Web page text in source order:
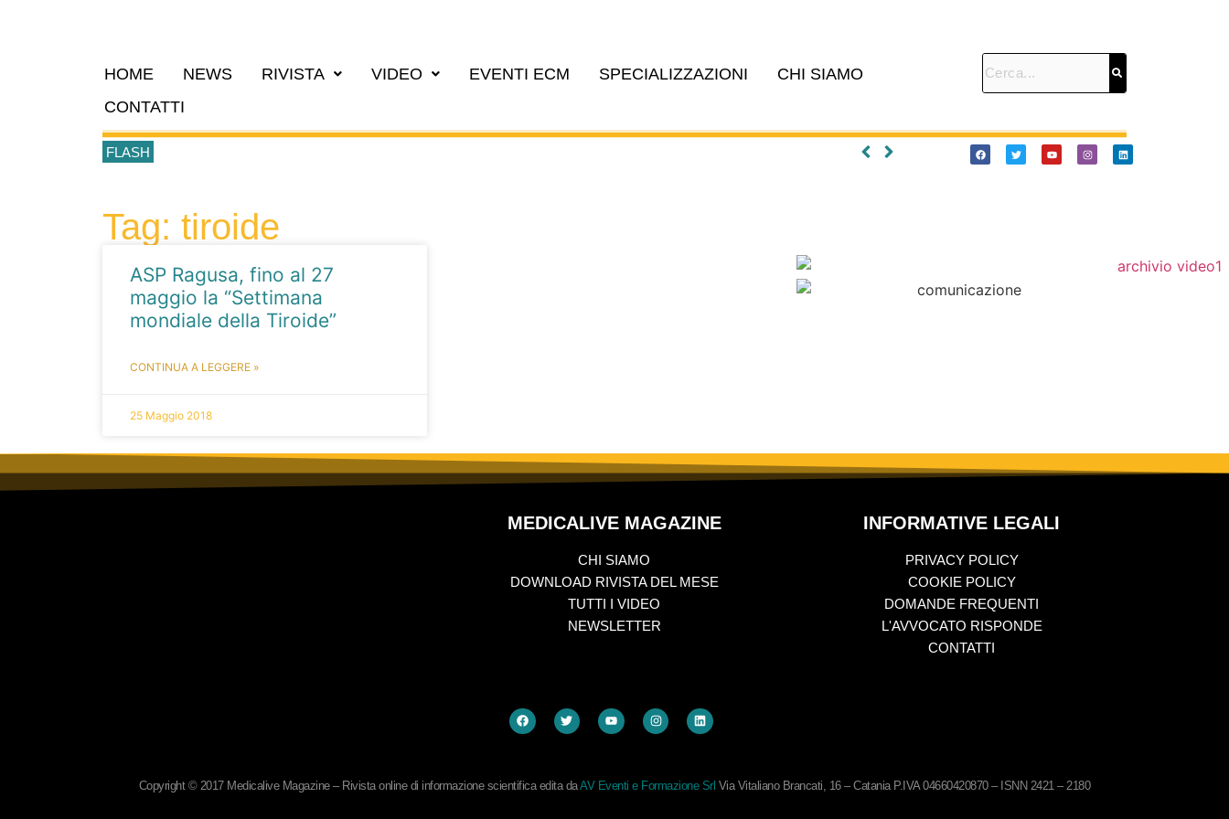
HOME NEWS RIVISTA VIDEO EVENTI ECM SPECIALIZZAZIONI
CHI SIAMO
CONTATTI
FLASH
Tag: tiroide
ASP Ragusa, fino al 27
maggio la “Settimana
mondiale della Tiroide”
CONTINUA A LEGGERE »
25 Maggio 2018
MEDICALIVE MAGAZINE
CHI SIAMO
DOWNLOAD RIVISTA DEL MESE
TUTTI I VIDEO
NEWSLETTER
INFORMATIVE LEGALI
PRIVACY POLICY
COOKIE POLICY
DOMANDE FREQUENTI
L'AVVOCATO RISPONDE
CONTATTI
Copyright © 2017 Medicalive Magazine – Rivista online di informazione scientifica edita daAV Eventi e Formazione Srl Via Vitaliano Brancati, 16 – Catania P.IVA 04660420870 – ISNN 2421 – 2180